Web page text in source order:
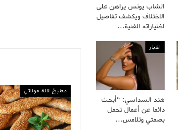
مطبخ لالة مولاتي
الشاب يونس يراهن على
الاختلاف ويكشف تفاصيل
اختياراته الفنية…
اخبار
هند السداسي: “أبحث
دائما عن أعمال تحمل
بصمتي وتلامس…